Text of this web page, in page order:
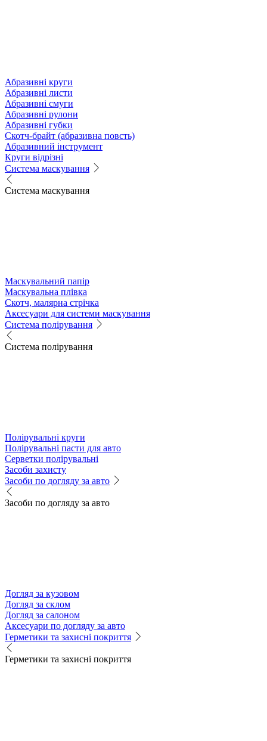
Абразивні круги
Абразивні листи
Абразивні смуги
Абразивні рулони
Абразивні губки
Скотч-брайт (абразивна повсть)
Абразивний інструмент
Круги відрізні
Система маскування
Система маскування
Маскувальний папір
Маскувальна плівка
Скотч, малярна стрічка
Аксесуари для системи маскування
Система полірування
Система полірування
Полірувальні круги
Полірувальні пасти для авто
Серветки полірувальні
Засоби захисту
Засоби по догляду за авто
Засоби по догляду за авто
Догляд за кузовом
Догляд за склом
Догляд за салоном
Аксесуари по догляду за авто
Герметики та захисні покриття
Герметики та захисні покриття